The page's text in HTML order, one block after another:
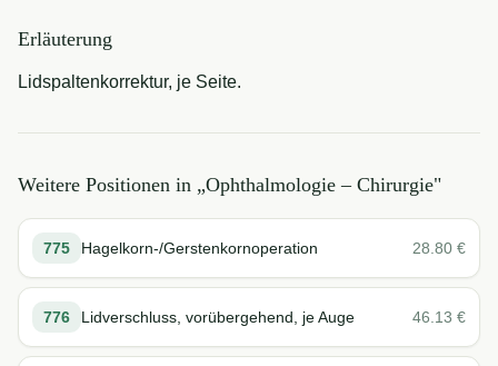
Erläuterung
Lidspaltenkorrektur, je Seite.
Weitere Positionen in „Ophthalmologie – Chirurgie"
775 Hagelkorn-/Gerstenkornoperation 28.80 €
776 Lidverschluss, vorübergehend, je Auge 46.13 €